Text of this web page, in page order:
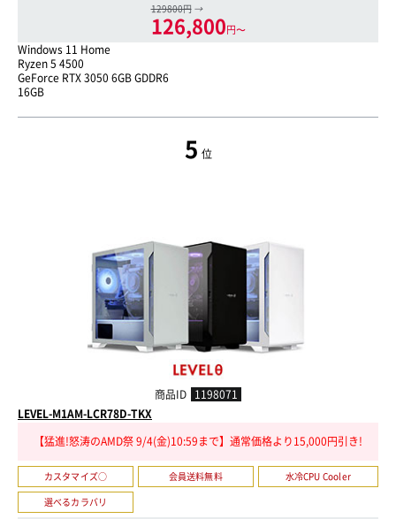
129800円 →
126,800円〜
Windows 11 Home
Ryzen 5 4500
GeForce RTX 3050 6GB GDDR6
16GB
5 位
商品ID 1198071
LEVEL-M1AM-LCR78D-TKX
【猛進!怒涛のAMD祭 9/4(金)10:59まで】通常価格より15,000円引き!
カスタマイズ○ 会員送料無料
水冷CPU Cooler
選べるカラバリ